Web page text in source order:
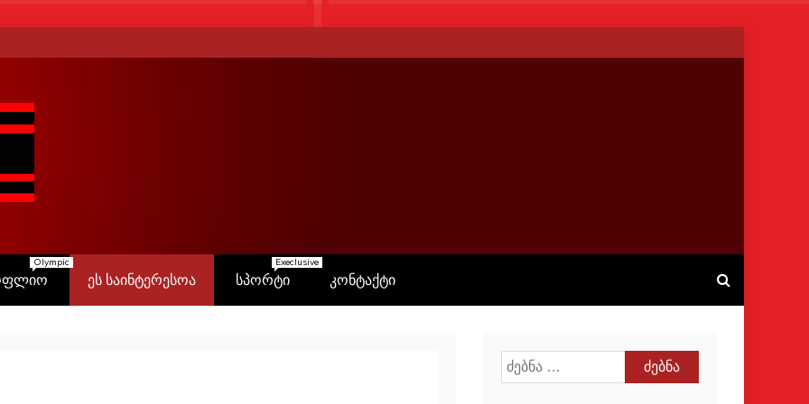
Olympic
ეს საინტერესოა სპორტი
Execlusive
კონტაქტი
ძებნა: